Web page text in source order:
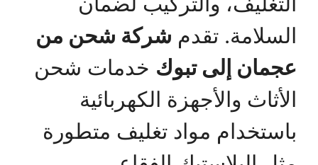
السلامة. تقدم شركة شحن من
عجمان إلى تبوك خدمات شحن
الأثاث والأجهزة الكهربائية
باستخدام مواد تغليف متطورة